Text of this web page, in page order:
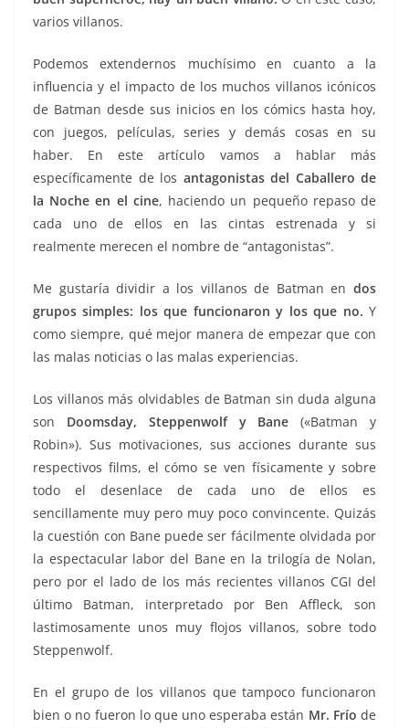
varios villanos.
Podemos extendernos muchísimo en cuanto a la
influencia y el impacto de los muchos villanos icónicos
de Batman desde sus inicios en los cómics hasta hoy,
con juegos, películas, series y demás cosas en su
haber. En este artículo vamos a hablar más
específicamente de los antagonistas del Caballero de
la Noche en el cine, haciendo un pequeño repaso de
cada uno de ellos en las cintas estrenada y si
realmente merecen el nombre de “antagonistas”.
Me gustaría dividir a los villanos de Batman en dos
grupos simples: los que funcionaron y los que no. Y
como siempre, qué mejor manera de empezar que con
las malas noticias o las malas experiencias.
Los villanos más olvidables de Batman sin duda alguna
son Doomsday, Steppenwolf y Bane («Batman y
Robin»). Sus motivaciones, sus acciones durante sus
respectivos films, el cómo se ven físicamente y sobre
todo el desenlace de cada uno de ellos es
sencillamente muy pero muy poco convincente. Quizás
la cuestión con Bane puede ser fácilmente olvidada por
la espectacular labor del Bane en la trilogía de Nolan,
pero por el lado de los más recientes villanos CGI del
último Batman, interpretado por Ben Affleck, son
lastimosamente unos muy flojos villanos, sobre todo
Steppenwolf.
En el grupo de los villanos que tampoco funcionaron
bien o no fueron lo que uno esperaba están Mr. Frío de